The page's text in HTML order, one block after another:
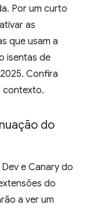
Por um curto
as
que usam a
isentas de
Confira
contexto.
do
e Canary do
do
a ver um